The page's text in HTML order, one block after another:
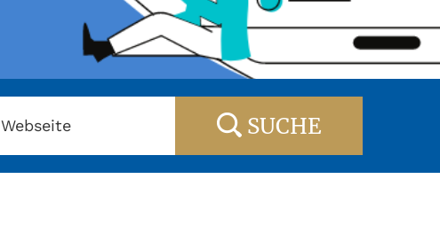
Webseite SUCHE